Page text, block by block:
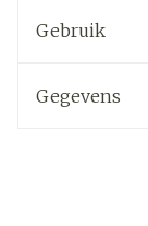
Gebruik
Gegevens